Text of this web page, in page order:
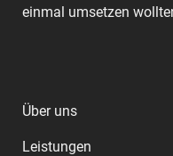
einmal umsetzen
Über uns
Leistungen